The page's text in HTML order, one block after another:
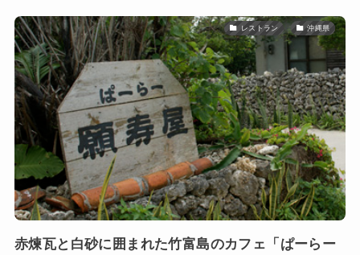
レストラン 沖縄県
赤煉瓦と白砂に囲まれた竹富島のカフェ「ぱーらー